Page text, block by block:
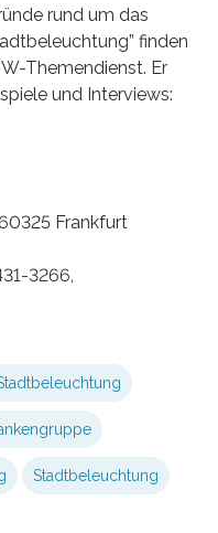
rund um das
finden
Themendienst. Er
und Interviews:
Frankfurt
3266,
Stadtbeleuchtung